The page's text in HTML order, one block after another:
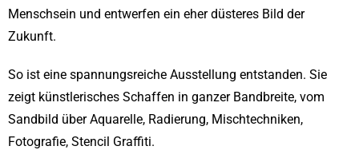
Menschsein und entwerfen ein eher düsteres Bild der
Zukunft.
So ist eine spannungsreiche Ausstellung entstanden. Sie
zeigt künstlerisches Schaffen in ganzer Bandbreite, vom
Sandbild über Aquarelle, Radierung, Mischtechniken,
Fotografie, Stencil Graffiti.